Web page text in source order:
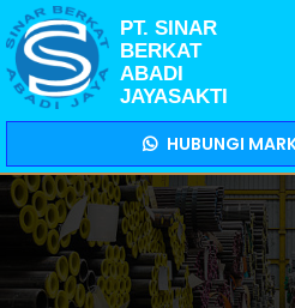
PT. SINAR
BERKAT
ABADI
JAYASAKTI
HUBUNGI